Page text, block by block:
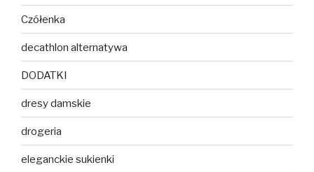
Czółenka
decathlon alternatywa
DODATKI
dresy damskie
drogeria
eleganckie sukienki